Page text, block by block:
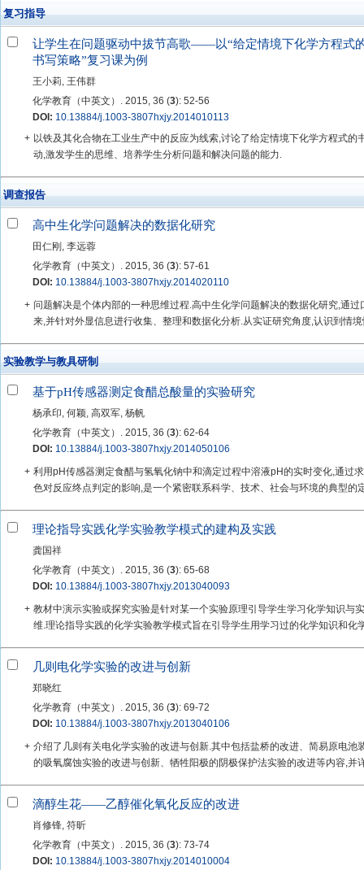
复习指导
让学生在问题驱动中拔节高歌——以“给定情境下化学方程式
书写策略”复习课为例
王小莉, 王伟群
化学教育（中英文）. 2015, 36 (3): 52-56
DOI: 10.13884/j.1003-3807hxjy.2014010113
+ 以铁及其化合物在工业生产中的反应为线索,讨论了给定情境下化学方程式
动,激发学生的思维、培养学生分析问题和解决问题的能力.
调查报告
高中生化学问题解决的数据化研究
田仁刚, 李远蓉
化学教育（中英文）. 2015, 36 (3): 57-61
DOI: 10.13884/j.1003-3807hxjy.2014020110
+ 问题解决是个体内部的一种思维过程.高中生化学问题解决的数据化研究,通
来,并针对外显信息进行收集、整理和数据化分析.从实证研究角度,认识到情
实验教学与教具研制
基于pH传感器测定食醋总酸量的实验研究
杨承印, 何颖, 高双军, 杨帆
化学教育（中英文）. 2015, 36 (3): 62-64
DOI: 10.13884/j.1003-3807hxjy.2014050106
+ 利用pH传感器测定食醋与氢氧化钠中和滴定过程中溶液pH的实时变化,通过
色对反应终点判定的影响,是一个紧密联系科学、技术、社会与环境的典型的
理论指导实践化学实验教学模式的建构及实践
龚国祥
化学教育（中英文）. 2015, 36 (3): 65-68
DOI: 10.13884/j.1003-3807hxjy.2013040093
+ 教材中演示实验或探究实验是针对某一个实验原理引导学生学习化学知识与
维.理论指导实践的化学实验教学模式旨在引导学生用学习过的化学知识和化
几则电化学实验的改进与创新
郑晓红
化学教育（中英文）. 2015, 36 (3): 69-72
DOI: 10.13884/j.1003-3807hxjy.2013040106
+ 介绍了几则有关电化学实验的改进与创新.其中包括盐桥的改进、简易原电池
的吸氧腐蚀实验的改进与创新、牺牲阳极的阴极保护法实验的改进等内容,并
滴醇生花——乙醇催化氧化反应的改进
肖修锋, 符昕
化学教育（中英文）. 2015, 36 (3): 73-74
DOI: 10.13884/j.1003-3807hxjy.2014010004